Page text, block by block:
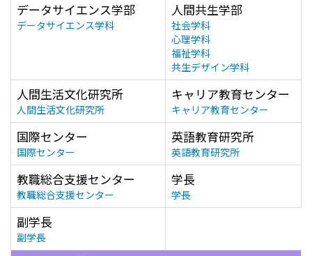
データサイエンス学部
データサイエンス学科
人間共生学部
社会学科
心理学科
福祉学科
共生デザイン学科
人間生活文化研究所
人間生活文化研究所
キャリア教育センター
キャリア教育センター
国際センター
国際センター
英語教育研究所
英語教育研究所
教職総合支援センター
教職総合支援センター
学長
学長
副学長
副学長